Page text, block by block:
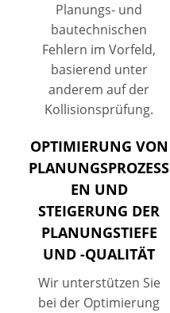
Planungs- und
bautechnischen
Fehlern im Vorfeld,
basierend unter
anderem auf der
Kollisionsprüfung.
OPTIMIERUNG VON
PLANUNGSPROZESS
EN UND
STEIGERUNG DER
PLANUNGSTIEFE
UND -QUALITÄT
Wir unterstützen Sie
bei der Optimierung